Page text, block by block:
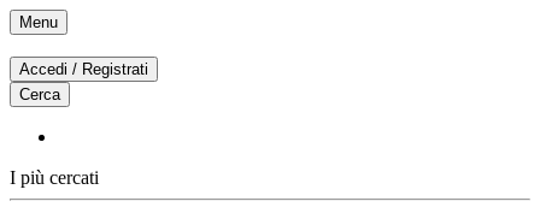
Vai
al
contenuto
Menu
Accedi / Registrati
Cerca
I più cercati